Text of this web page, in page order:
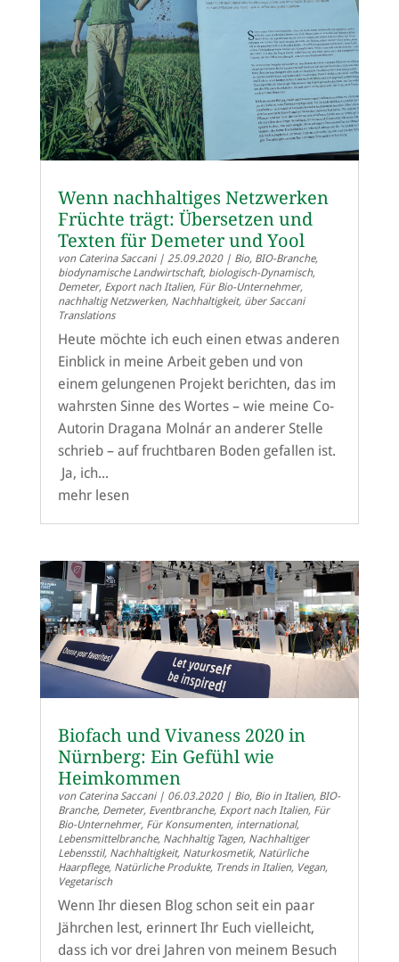
Wenn nachhaltiges Netzwerken
Früchte trägt: Übersetzen und
Texten für Demeter und Yool
von Caterina Saccani| 25.09.2020| Bio, BIO-Branche,
biodynamische Landwirtschaft, biologisch-Dynamisch,
Demeter, Export nach Italien, Für Bio-Unternehmer,
nachhaltig Netzwerken, Nachhaltigkeit, über Saccani
Translations
Heute möchte ich euch einen etwas anderen
Einblick in meine Arbeit geben und von
einem gelungenen Projekt berichten, das im
wahrsten Sinne des Wortes – wie meine Co-
Autorin Dragana Molnár an anderer Stelle
schrieb – auf fruchtbaren Boden gefallen ist.
Ja, ich...
mehr lesen
Biofach und Vivaness 2020 in
Nürnberg: Ein Gefühl wie
Heimkommen
von Caterina Saccani| 06.03.2020| Bio, Bio in Italien, BIO-
Branche, Demeter, Eventbranche, Export nach Italien, Für
Bio-Unternehmer, Für Konsumenten, international,
Lebensmittelbranche, Nachhaltig Tagen, Nachhaltiger
Lebensstil, Nachhaltigkeit, Naturkosmetik, Natürliche
Haarpflege, Natürliche Produkte, Trends in Italien, Vegan,
Vegetarisch
Wenn Ihr diesen Blog schon seit ein paar
Jährchen lest, erinnert Ihr Euch vielleicht,
dass ich vor drei Jahren von meinem Besuch